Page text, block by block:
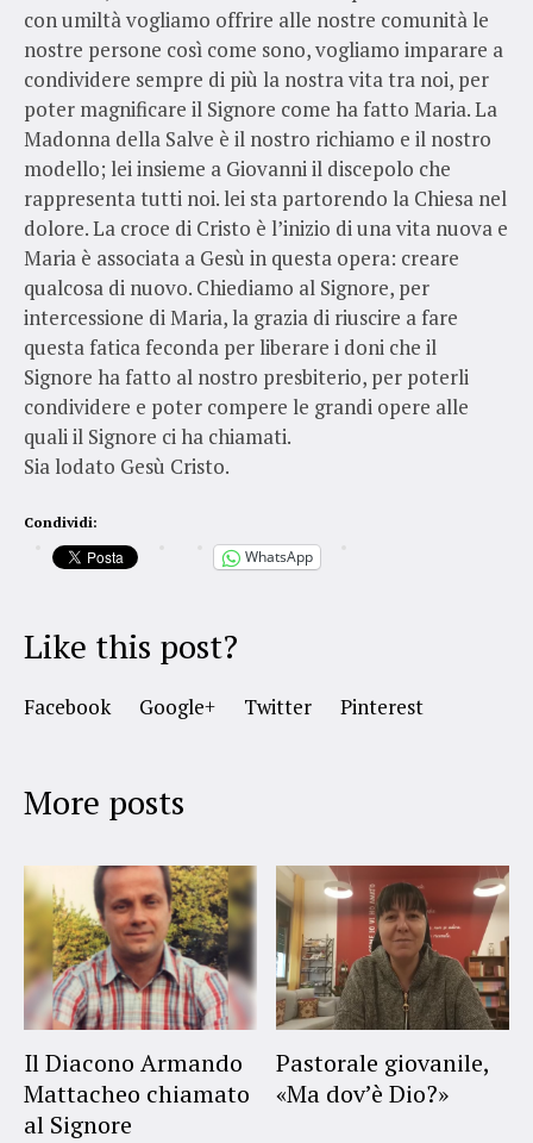
con umiltà vogliamo offrire alle nostre comunità le
nostre persone così come sono, vogliamo imparare a
condividere sempre di più la nostra vita tra noi, per
poter magnificare il Signore come ha fatto Maria. La
Madonna della Salve è il nostro richiamo e il nostro
modello; lei insieme a Giovanni il discepolo che
rappresenta tutti noi. lei sta partorendo la Chiesa nel
dolore. La croce di Cristo è l’inizio di una vita nuova e
Maria è associata a Gesù in questa opera: creare
qualcosa di nuovo. Chiediamo al Signore, per
intercessione di Maria, la grazia di riuscire a fare
questa fatica feconda per liberare i doni che il
Signore ha fatto al nostro presbiterio, per poterli
condividere e poter compere le grandi opere alle
quali il Signore ci ha chiamati.
Sia lodato Gesù Cristo.
Condividi:
WhatsApp
Like this post?
Facebook Google+ Twitter Pinterest
More posts
Il Diacono Armando
Mattacheo chiamato
al Signore
Pastorale giovanile,
«Ma dov’è Dio?»